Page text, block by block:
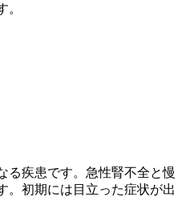
。
る疾患です。急性腎不全と慢
。初期には目立った症状が出